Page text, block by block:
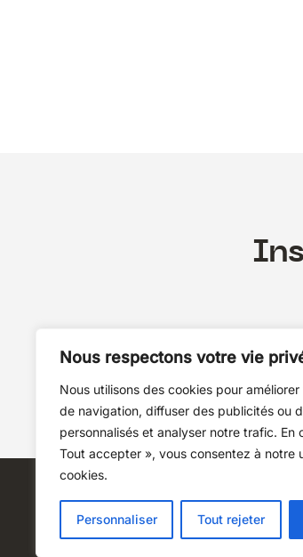
Nous respectons votre vie
Nous utilisons des cookies pour
de navigation, diffuser des publicités ou
personnalisés et analyser notre trafic. En
Tout accepter », vous consentez à notre
cookies.
Personnaliser Tout rejeter